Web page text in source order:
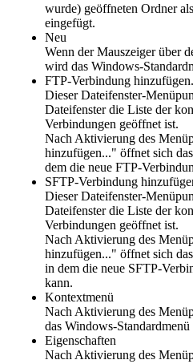
wurde) geöffneten Ordner
eingefügt.
Neu
Wenn der Mauszeiger über
wird das Windows-
FTP-Verbindung
Dieser Dateifenster-
Dateifenster die Liste der
Verbindungen geöffnet ist.
Nach Aktivierung des
hinzufügen..." öffnet sich
dem die neue FTP-
SFTP-Verbindung
Dieser Dateifenster-
Dateifenster die Liste der
Verbindungen geöffnet ist.
Nach Aktivierung des
hinzufügen..." öffnet sich
in dem die neue SFTP-
kann.
Kontextmenü
Nach Aktivierung des
das Windows-
Eigenschaften
Nach Aktivierung des